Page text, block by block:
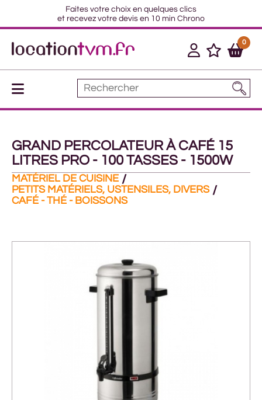
Faites votre choix en quelques clics
et recevez votre devis en 10 min Chrono
0
GRAND PERCOLATEUR À CAFÉ 15
LITRES PRO - 100 TASSES - 1500W
MATÉRIEL DE CUISINE
PETITS MATÉRIELS, USTENSILES, DIVERS
CAFÉ - THÉ - BOISSONS